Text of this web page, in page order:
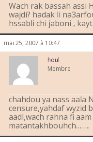
Wach rak bassah assi
wajdi? hadak li
hssabli chi jaboni ,
mai 25, 2007 à 10:47
houl
Membre
chahdou ya nass aala
censure,yahdaf wyzid
aadl,wach rahna fi
matantakhbouhch……..